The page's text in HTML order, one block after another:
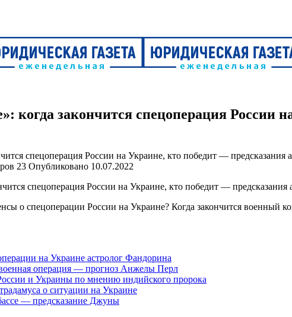
когда закончится спецоперация России
23 Опубликовано 10.07.2022
о спецоперации России на Украине? Когда закончится
на Украине астролог Фандорина
военная операция — прогноз Анжелы Перл
и Украины по мнению индийского пророка
о ситуации на Украине
— предсказание Джуны